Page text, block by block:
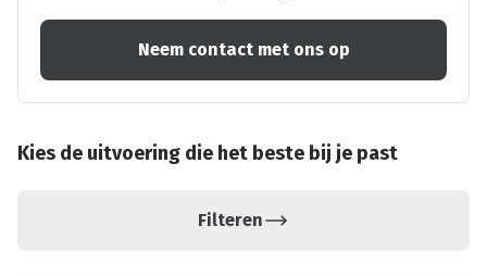
Neem contact met ons op
Kies de uitvoering die het beste bij je past
Filteren